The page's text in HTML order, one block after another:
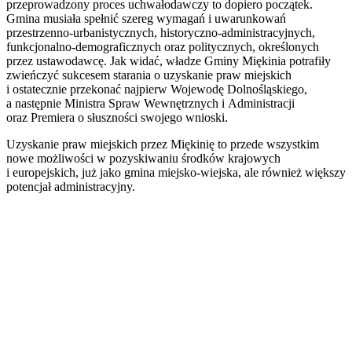
przeprowadzony proces uchwałodawczy to dopiero początek.
Gmina musiała spełnić szereg wymagań i uwarunkowań
przestrzenno-urbanistycznych, historyczno-administracyjnych,
funkcjonalno-demograficznych oraz politycznych, określonych
przez ustawodawcę. Jak widać, władze Gminy Miękinia potrafiły
zwieńczyć sukcesem starania o uzyskanie praw miejskich
i ostatecznie przekonać najpierw Wojewodę Dolnośląskiego,
a następnie Ministra Spraw Wewnętrznych i Administracji
oraz Premiera o słuszności swojego wnioski.
Uzyskanie praw miejskich przez Miękinię to przede wszystkim
nowe możliwości w pozyskiwaniu środków krajowych
i europejskich, już jako gmina miejsko-wiejska, ale również większy
potencjał administracyjny.